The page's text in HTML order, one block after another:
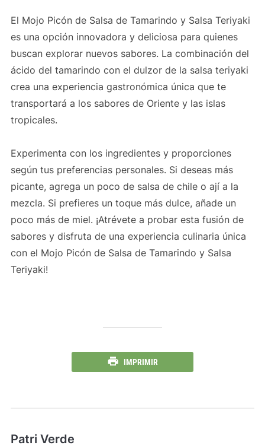
El Mojo Picón de Salsa de Tamarindo y Salsa Teriyaki
es una opción innovadora y deliciosa para quienes
buscan explorar nuevos sabores. La combinación del
ácido del tamarindo con el dulzor de la salsa teriyaki
crea una experiencia gastronómica única que te
transportará a los sabores de Oriente y las islas
tropicales.
Experimenta con los ingredientes y proporciones
según tus preferencias personales. Si deseas más
picante, agrega un poco de salsa de chile o ají a la
mezcla. Si prefieres un toque más dulce, añade un
poco más de miel. ¡Atrévete a probar esta fusión de
sabores y disfruta de una experiencia culinaria única
con el Mojo Picón de Salsa de Tamarindo y Salsa
Teriyaki!
IMPRIMIR
Patri Verde